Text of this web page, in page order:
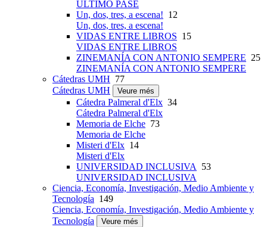
ÚLTIMO PASE
Un, dos, tres, a escena! 12
Un, dos, tres, a escena!
VIDAS ENTRE LIBROS 15
VIDAS ENTRE LIBROS
ZINEMANÍA CON ANTONIO SEMPERE 25
ZINEMANÍA CON ANTONIO SEMPERE
Cátedras UMH 77
Cátedras UMH
Veure més
Cátedra Palmeral d'Elx 34
Cátedra Palmeral d'Elx
Memoria de Elche 73
Memoria de Elche
Misteri d'Elx 14
Misteri d'Elx
UNIVERSIDAD INCLUSIVA
53
UNIVERSIDAD INCLUSIVA
Ciencia, Economía, Investigación, Medio Ambiente y
Tecnología 149
Ciencia, Economía, Investigación, Medio Ambiente y
Tecnología
Veure més